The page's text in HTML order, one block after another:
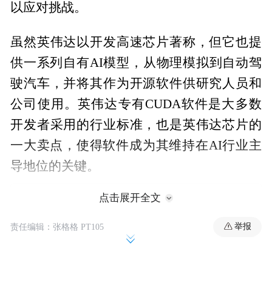
以应对挑战。
虽然英伟达以开发高速芯片著称，但它也提
供一系列自有AI模型，从物理模拟到自动驾
驶汽车，并将其作为开源软件供研究人员和
公司使用。英伟达专有CUDA软件是大多数
开发者采用的行业标准，也是英伟达芯片的
一大卖点，使得软件成为其维持在AI行业主
导地位的关键。
点击展开全文
责任编辑：张格格 PT105 举报